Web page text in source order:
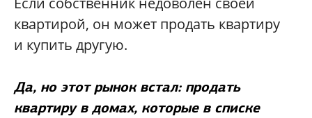
квартирой, он может продать квартиру
и купить другую.
Да, но этот рынок встал: продать
квартиру в домах, которые в списке